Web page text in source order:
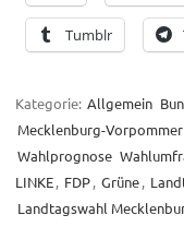
Tumblr
Kategorie: Allgemein
Mecklenburg-
Wahlprognose
LINKE, FDP, Grüne,
Landtagswahl